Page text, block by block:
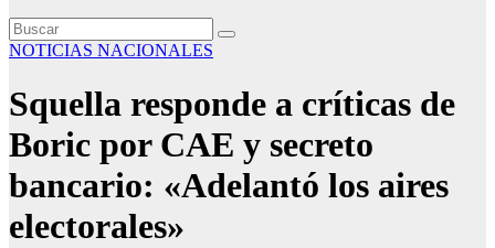
NOTICIAS NACIONALES
Squella responde a críticas de
Boric por CAE y secreto
bancario: «Adelantó los aires
electorales»